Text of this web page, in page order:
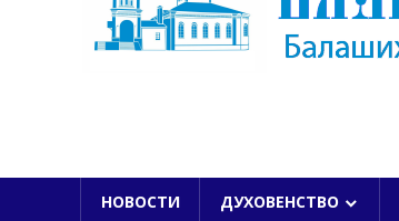
НОВОСТИ ДУХОВЕНСТВО